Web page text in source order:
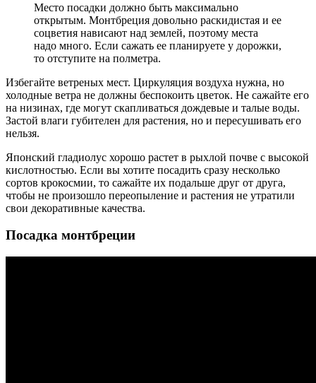
Место посадки должно быть максимально
открытым. Монтбреция довольно раскидистая и ее
соцветия нависают над землей, поэтому места
надо много. Если сажать ее планируете у дорожки,
то отступите на полметра.
Избегайте ветреных мест. Циркуляция воздуха нужна, но
холодные ветра не должны беспокоить цветок. Не сажайте его
на низинах, где могут скапливаться дождевые и талые воды.
Застой влаги губителен для растения, но и пересушивать его
нельзя.
Японский гладиолус хорошо растет в рыхлой почве с высокой
кислотностью. Если вы хотите посадить сразу несколько
сортов крокосмии, то сажайте их подальше друг от друга,
чтобы не произошло переопыление и растения не утратили
свои декоративные качества.
Посадка монтбреции